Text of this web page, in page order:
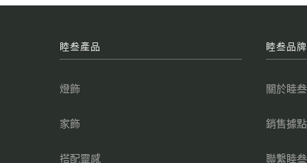
睦叁產品
燈飾
家飾
搭配靈感
睦叁品牌
關於睦叁
銷售據點
聯繫睦叁